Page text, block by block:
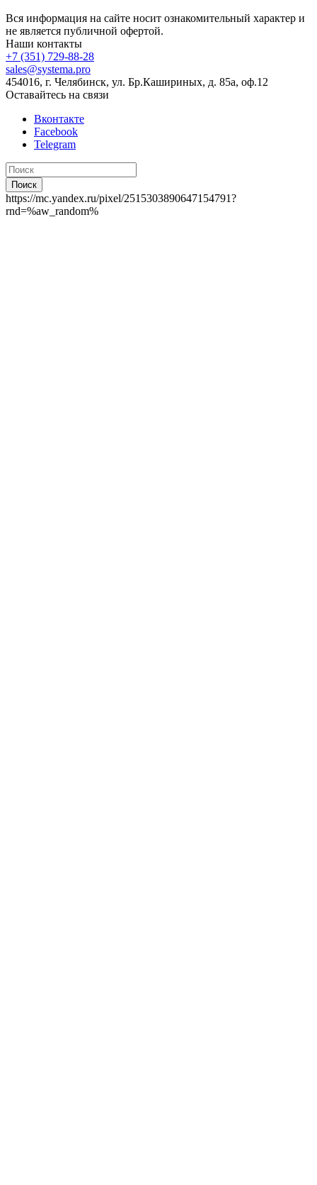
Вся информация на сайте носит ознакомительный характер и
не является публичной офертой.
Наши контакты
+7 (351) 729-88-28
sales@systema.pro
454016, г. Челябинск, ул. Бр.Кашириных, д. 85а, оф.12
Оставайтесь на связи
Вконтакте
Facebook
Telegram
Поиск
https://mc.yandex.ru/pixel/2515303890647154791?
rnd=%aw_random%